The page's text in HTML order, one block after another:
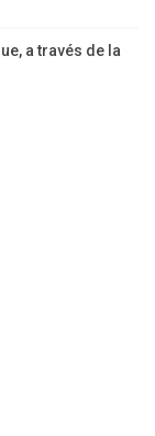
a través de la